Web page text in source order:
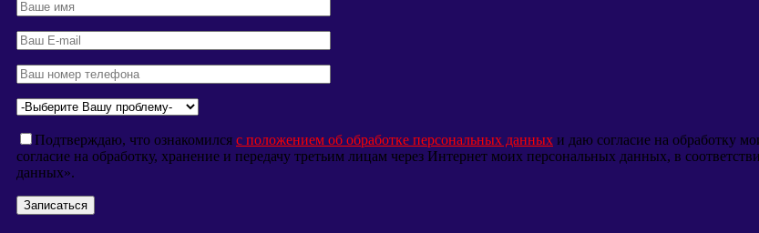
Подтверждаю, что ознакомился с положением об обработке персональных данных и даю согласие на обработку
согласие на обработку, хранение и передачу третьим лицам через Интернет моих персональных данных, в
данных».